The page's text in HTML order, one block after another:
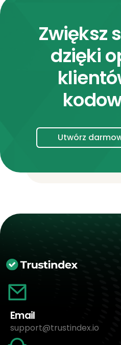
Zwiększ
dzięki
Utwórz
Email
support@trustindex.io